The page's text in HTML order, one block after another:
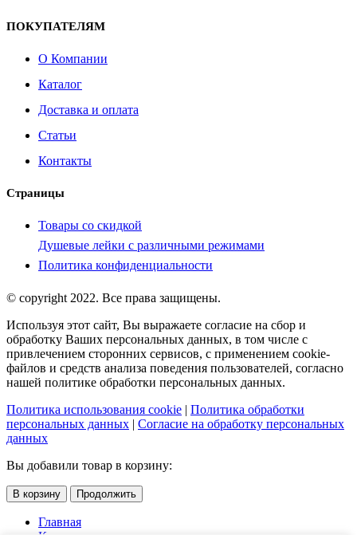
ПОКУПАТЕЛЯМ
О Компании
Каталог
Доставка и оплата
Статьи
Контакты
Страницы
Товары со скидкой
Душевые лейки с различными режимами
Политика конфиденциальности
© copyright 2022. Все права защищены.
Используя этот сайт, Вы выражаете согласие на сбор и
обработку Ваших персональных данных, в том числе с
привлечением сторонних сервисов, с применением cookie-
файлов и средств анализа поведения пользователей, согласно
нашей политике обработки персональных данных.
Политика использования cookie | Политика обработки
персональных данных | Согласие на обработку персональных
данных
Вы добавили товар в корзину:
В корзину Продолжить
Главная